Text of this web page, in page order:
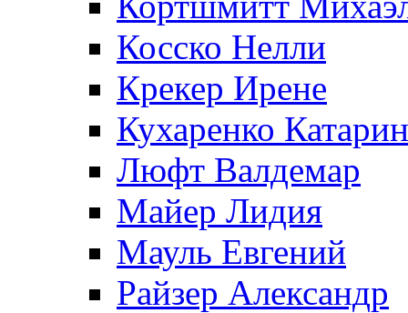
Косско Нелли
Крекер Ирене
Кухаренко
Люфт Валдемaр
Майер Лидия
Мауль Евгений
Райзер Александр